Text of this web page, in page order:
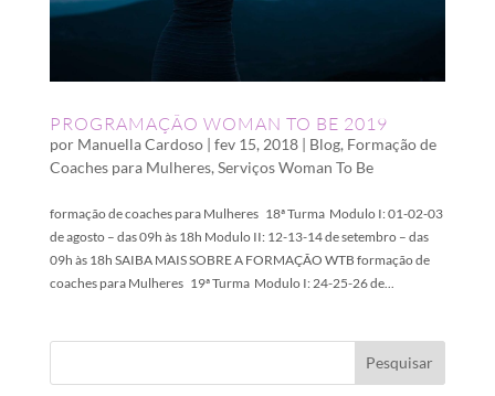
PROGRAMAÇÃO WOMAN TO BE 2019
por Manuella Cardoso| fev 15, 2018| Blog, Formação de
Coaches para Mulheres, Serviços Woman To Be
formação de coaches para Mulheres 18ª Turma Modulo I: 01-02-03
de agosto – das 09h às 18h Modulo II: 12-13-14 de setembro – das
09h às 18h SAIBA MAIS SOBRE A FORMAÇÃO WTB formação de
coaches para Mulheres 19ª Turma Modulo I: 24-25-26 de...